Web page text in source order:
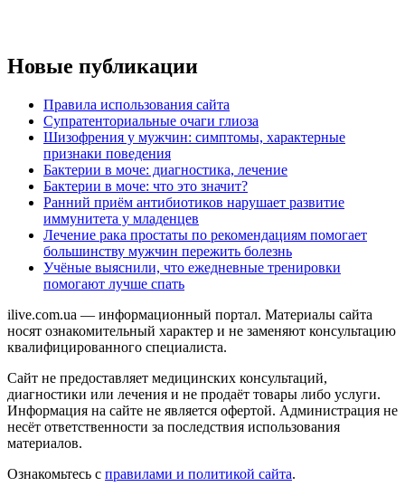
Новые публикации
Правила использования сайта
Супратенториальные очаги глиоза
Шизофрения у мужчин: симптомы, характерные
признаки поведения
Бактерии в моче: диагностика, лечение
Бактерии в моче: что это значит?
Ранний приём антибиотиков нарушает развитие
иммунитета у младенцев
Лечение рака простаты по рекомендациям помогает
большинству мужчин пережить болезнь
Учёные выяснили, что ежедневные тренировки
помогают лучше спать
ilive.com.ua — информационный портал. Материалы сайта
носят ознакомительный характер и не заменяют консультацию
квалифицированного специалиста.
Сайт не предоставляет медицинских консультаций,
диагностики или лечения и не продаёт товары либо услуги.
Информация на сайте не является офертой. Администрация не
несёт ответственности за последствия использования
материалов.
Ознакомьтесь с правилами и политикой сайта.